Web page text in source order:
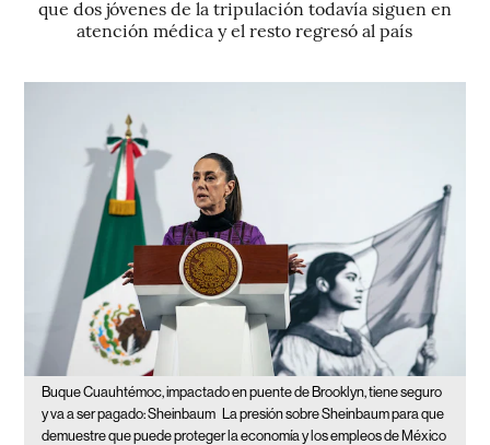
que dos jóvenes de la tripulación todavía siguen en
atención médica y el resto regresó al país
Buque Cuauhtémoc, impactado en puente de Brooklyn, tiene seguro
y va a ser pagado: Sheinbaum
La presión sobre Sheinbaum para que
demuestre que puede proteger la economía y los empleos de México